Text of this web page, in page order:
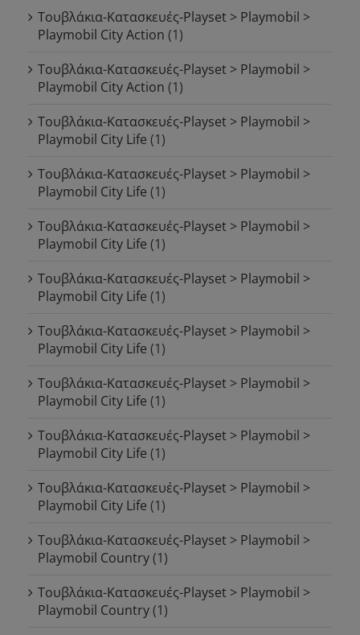
Τουβλάκια-Κατασκευές-Playset > Playmobil >
Playmobil City Action (1)
Τουβλάκια-Κατασκευές-Playset > Playmobil >
Playmobil City Action (1)
Τουβλάκια-Κατασκευές-Playset > Playmobil >
Playmobil City Life (1)
Τουβλάκια-Κατασκευές-Playset > Playmobil >
Playmobil City Life (1)
Τουβλάκια-Κατασκευές-Playset > Playmobil >
Playmobil City Life (1)
Τουβλάκια-Κατασκευές-Playset > Playmobil >
Playmobil City Life (1)
Τουβλάκια-Κατασκευές-Playset > Playmobil >
Playmobil City Life (1)
Τουβλάκια-Κατασκευές-Playset > Playmobil >
Playmobil City Life (1)
Τουβλάκια-Κατασκευές-Playset > Playmobil >
Playmobil City Life (1)
Τουβλάκια-Κατασκευές-Playset > Playmobil >
Playmobil City Life (1)
Τουβλάκια-Κατασκευές-Playset > Playmobil >
Playmobil Country(1)
Τουβλάκια-Κατασκευές-Playset > Playmobil >
Playmobil Country(1)